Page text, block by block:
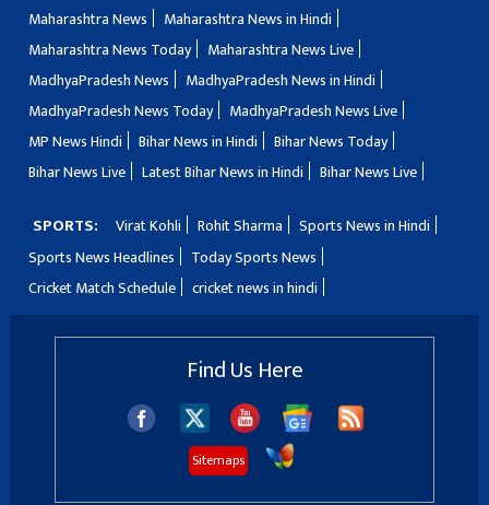
Maharashtra News
Maharashtra News in Hindi
Maharashtra News Today
Maharashtra News Live
MadhyaPradesh News
MadhyaPradesh News in Hindi
MadhyaPradesh News Today
MadhyaPradesh News Live
MP News Hindi
Bihar News in Hindi
Bihar News Today
Bihar News Live
Latest Bihar News in Hindi Bihar News Live
SPORTS: Virat Kohli Rohit Sharma
Sports News in Hindi
Sports News Headlines
Today Sports News
Cricket Match Schedule
cricket news in hindi
Find Us Here
Sitemaps